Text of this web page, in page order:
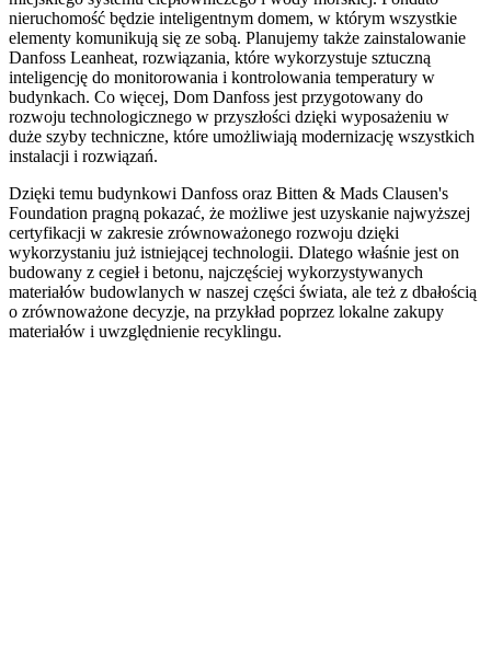
nieruchomość będzie inteligentnym domem, w którym wszystkie
elementy komunikują się ze sobą. Planujemy także zainstalowanie
Danfoss Leanheat, rozwiązania, które wykorzystuje sztuczną
inteligencję do monitorowania i kontrolowania temperatury w
budynkach. Co więcej, Dom Danfoss jest przygotowany do
rozwoju technologicznego w przyszłości dzięki wyposażeniu w
duże szyby techniczne, które umożliwiają modernizację wszystkich
instalacji i rozwiązań.
Dzięki temu budynkowi Danfoss oraz Bitten & Mads Clausen's
Foundation pragną pokazać, że możliwe jest uzyskanie najwyższej
certyfikacji w zakresie zrównoważonego rozwoju dzięki
wykorzystaniu już istniejącej technologii. Dlatego właśnie jest on
budowany z cegieł i betonu, najczęściej wykorzystywanych
materiałów budowlanych w naszej części świata, ale też z dbałością
o zrównoważone decyzje, na przykład poprzez lokalne zakupy
materiałów i uwzględnienie recyklingu.